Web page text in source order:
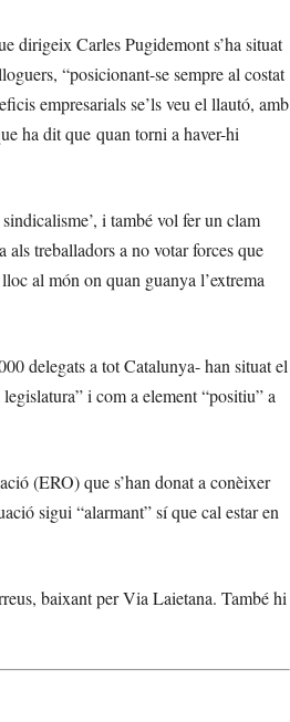
dirigeix Carles Pugidemont s’ha situat
“posicionant-se sempre al costat
empresarials se’ls veu el llautó, amb
ha dit que quan torni a haver-hi
i també vol fer un clam
treballadors a no votar forces que
al món on quan guanya l’extrema
delegats a tot Catalunya- han situat el
i com a element “positiu” a
(ERO) que s’han donat a conèixer
sigui “alarmant” sí que cal estar en
baixant per Via Laietana. També hi